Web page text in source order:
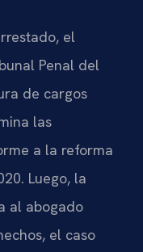
el
Penal del
de cargos
las
a la reforma
Luego, la
al abogado
el caso